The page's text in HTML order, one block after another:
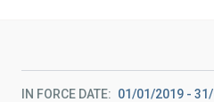
IN FORCE DATE 01/01/2019 -